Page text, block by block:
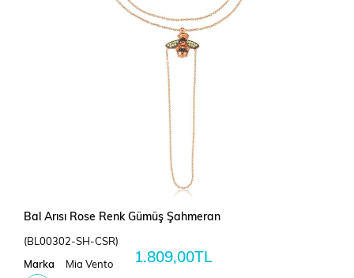
Bal Arısı Rose Renk Gümüş Şahmeran
(BL00302-SH-CSR)
Marka Mia Vento 1.809,00TL